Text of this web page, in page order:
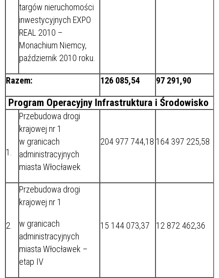
targów nieruchomości
inwestycyjnych EXPO
REAL 2010 –
Monachium Niemcy,
październik 2010 roku.
Razem: 126 085,54 97 291,90
Program Operacyjny Infrastruktura i Środowisko
1.
Przebudowa drogi
krajowej nr 1
w granicach
administracyjnych
miasta Włocławek
204 977 744,18 164 397 225,58
2.
Przebudowa drogi
krajowej nr 1
w granicach
administracyjnych
miasta Włocławek –
etap IV
15 144 073,37 12 872 462,36